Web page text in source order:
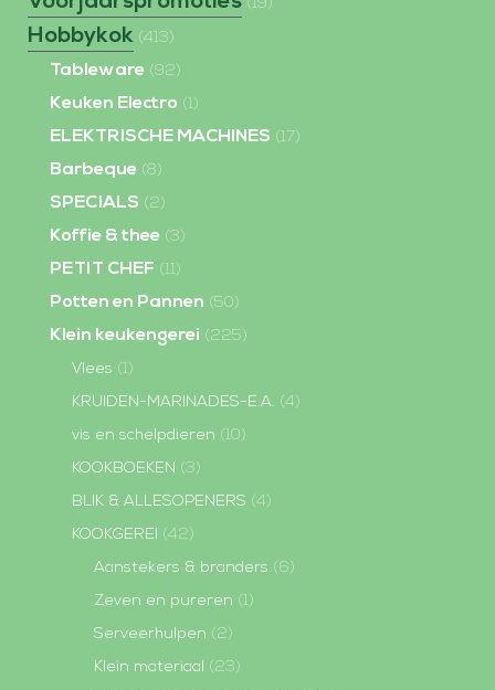
(19)
Hobbykok (413)
Tableware (92)
Keuken Electro (1)
ELEKTRISCHE MACHINES (17)
Barbeque (8)
SPECIALS (2)
Koffie & thee (3)
PETIT CHEF (11)
Potten en Pannen (50)
Klein keukengerei (225)
Vlees (1)
KRUIDEN-MARINADES-E.A. (4)
vis en schelpdieren (10)
KOOKBOEKEN (3)
BLIK & ALLESOPENERS (4)
KOOKGEREI (42)
Aanstekers & branders (6)
Zeven en pureren (1)
Serveerhulpen (2)
Klein materiaal (23)